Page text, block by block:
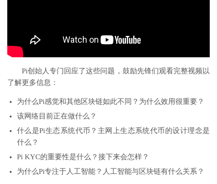
Pi创始人专门回应了这些问题，鼓励先锋们观看完整视频以
了解更多信息：
为什么Pi感觉和其他区块链如此不同？为什么效用很重要？
该网络目前正在做什么？
什么是Pi生态系统代币？主网上生态系统代币的设计理念是
什么？
Pi KYC的重要性是什么？接下来会怎样？
为什么Pi专注于人工智能？人工智能与区块链有什么关系？